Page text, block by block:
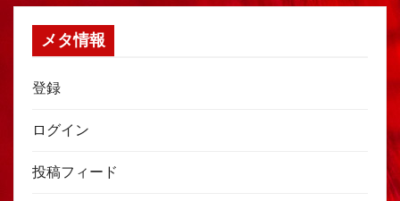
メタ情報
登録
ログイン
投稿フィード